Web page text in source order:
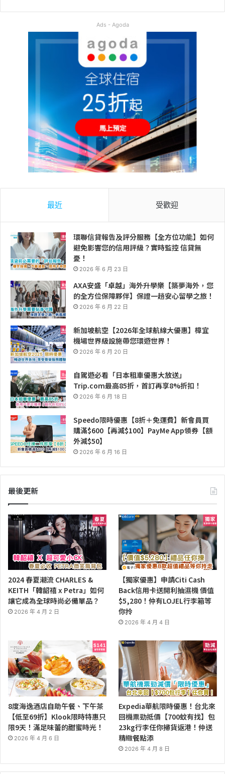
Ads - Agoda
最近 受歡迎
環聯信貸報告及評分服務【全方位功能】如何
避免影響您的信用評級？實時監控 信貸無
憂！
2026 年 6 月 23 日
AXA安盛「卓越」海外升學樂【築夢海外，您
的全方位保障夥伴】保證一趟安心留學之旅！
2026 年 6 月 22 日
新加坡航空【2026年全球航線大優惠】樟宜
機場世界級設施帶您環遊世界！
2026 年 6 月 20 日
自駕遊必看「日本租車優惠大放送」
Trip.com最高85折，首訂再享8%折扣！
2026 年 6 月 18 日
Speedo限時優惠【8折＋免運費】新會員買
購滿$600【再減$100】PayMe App領券【額
外減$50】
2026 年 6 月 16 日
最後更新
2024 春夏潮流 CHARLES &
KEITH「韓韶禧 x Petra」如何
讓它成為全球時尚必備單品？
2026 年 4 月 2 日
【獨家優惠】申請Citi Cash
Back信用卡送開利抽濕機 價值
$5,280！仲有LOJEL行李箱等
你拎
2026 年 4 月 4 日
8度海逸酒店自助午餐、下午茶
【低至69折】Klook限時特惠只
限9天！滿足味蕾的甜蜜時光！
2026 年 4 月 6 日
Expedia華航限時優惠！台北來
回機票勁抵價【700蚊有找】包
23kg行李任你掃貨返港！仲送
精緻餐點添
2026 年 4 月 8 日